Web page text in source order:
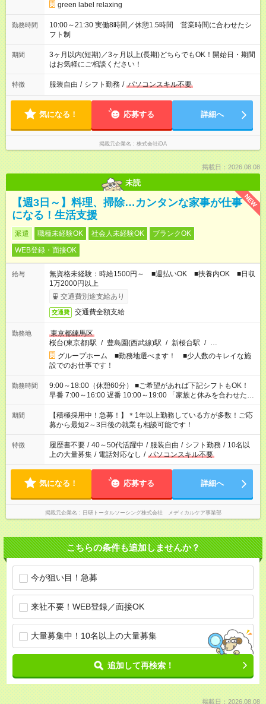
green label relaxing
勤務時間
10:00～21:30 実働8時間／休憩1.5時間 営業時間に合わせたシ
フト制
期間
3ヶ月以内(短期)／3ヶ月以上(長期)どちらでもOK！開始日・期間
はお気軽にご相談ください！
特徴 服装自由 / シフト勤務 / パソコンスキル不要
気になる！ 応募する 詳細へ
掲載元企業名 株式会社iDA
掲載日：2026.08.08
未読
NEW
【週3日～】料理、掃除…カンタンな家事が仕事
になる！生活支援
派遣 職種未経験OK 社会人未経験OK
ブランクOK
WEB登録・面接OK
給与
無資格未経験：時給1500円～ ■週払いOK ■扶養内OK ■日収
1万2000円以上
交通費別途支給あり
交通費 交通費全額支給
勤務地
東京都練馬区
桜台(東京都)駅 / 豊島園(西武線)駅 / 新桜台駅 / …
グループホーム ■勤務地選べます！ ■少人数のキレイな施
設でのお仕事です！
勤務時間
9:00～18:00（休憩60分） ■ご希望があれば下記シフトもOK！
早番 7:00～16:00 遅番 10:00～19:00 「家族と休みを合わせた
い」 「余裕を持って夕飯の準備がしたい」 「できれば残業はし
たくない」 など、ご希望を教えてくださいね。 ※Wワーク希望
の方へ 今ご覧のお仕事で希望する勤務時間と、もう1つのお仕事
の勤務時間。 合計で週40時間を超える場合は応募できません。
期間
【積極採用中！急募！】＊1年以上勤務している方が多数！ご応
募から最短2～3日後の就業も相談可能です！
特徴 履歴書不要 / 40～50代活躍中 / 服装自由 / シフト勤務 / 10名以
上の大量募集 / 電話対応なし / パソコンスキル不要
気になる！ 応募する 詳細へ
掲載元企業名 日研トータルソーシング株式会社 メディカルケア事業部
こちらの条件も追加しませんか？
今が狙い目！急募
来社不要！WEB登録／面接OK
大量募集中！10名以上の大量募集
追加して再検索！
掲載日：2026.08.08